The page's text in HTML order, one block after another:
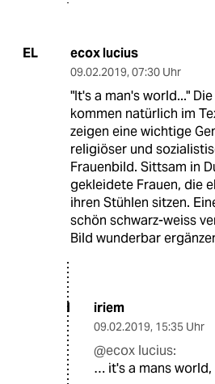
EL ecox lucius
09.02.2019, 07:30 Uhr
"It's a man's world..."
kommen natürlich im
zeigen eine wichtige
religiöser und
Frauenbild. Sittsam in
gekleidete Frauen, die
ihren Stühlen sitzen.
schön schwarz-weiss
Bild wunderbar
I iriem
09.02.2019, 15:35 Uhr
@ecox lucius:
… it's a mans world,